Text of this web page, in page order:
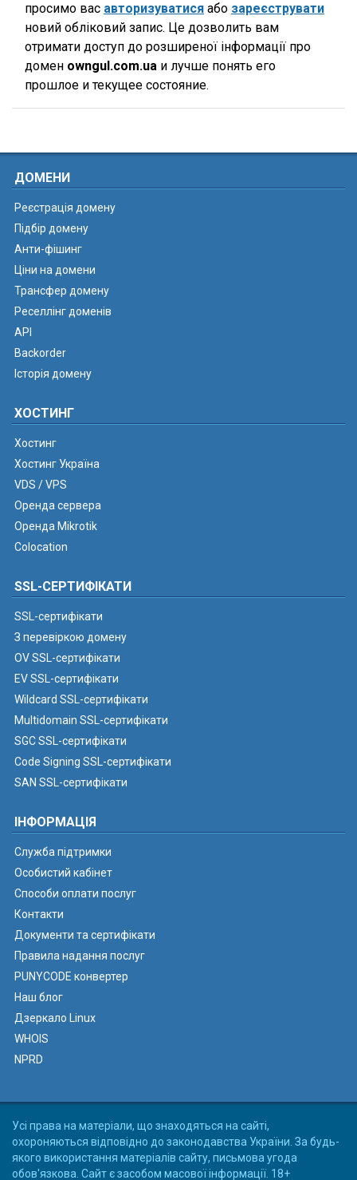
просимо вас авторизуватися або зареєструвати
новий обліковий запис. Це дозволить вам
отримати доступ до розширеної інформації про
домен owngul.com.ua и лучше понять его
прошлое и текущее состояние.
ДОМЕНИ
Реєстрація домену
Підбір домену
Анти-фішинг
Ціни на домени
Трансфер домену
Реселлінг доменів
API
Backorder
Історія домену
ХОСТИНГ
Хостинг
Хостинг Україна
VDS / VPS
Оренда сервера
Оренда Mikrotik
Colocation
SSL-СЕРТИФІКАТИ
SSL-сертифікати
З перевіркою домену
OV SSL-сертифікати
EV SSL-сертифікати
Wildcard SSL-сертифікати
Multidomain SSL-сертифікати
SGC SSL-сертифікати
Code Signing SSL-сертифікати
SAN SSL-сертифікати
ІНФОРМАЦІЯ
Служба підтримки
Особистий кабінет
Способи оплати послуг
Контакти
Документи та сертифікати
Правила надання послуг
PUNYCODE конвертер
Наш блог
Дзеркало Linux
WHOIS
NPRD
Усі права на матеріали, що знаходяться на сайті,
охороняються відповідно до законодавства України. За будь-
якого використання матеріалів сайту, письмова угода
обов'язкова. Сайт є засобом масової інформації. 18+